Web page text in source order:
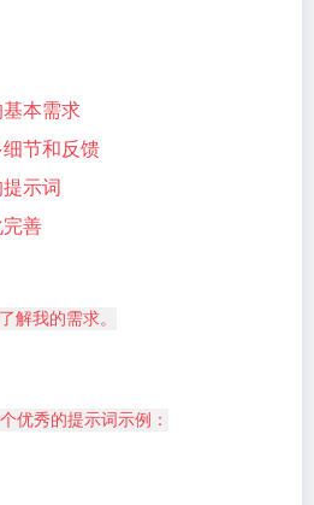
本需求
节和反馈
示词
善
解我的需求。
优秀的提示词示例：